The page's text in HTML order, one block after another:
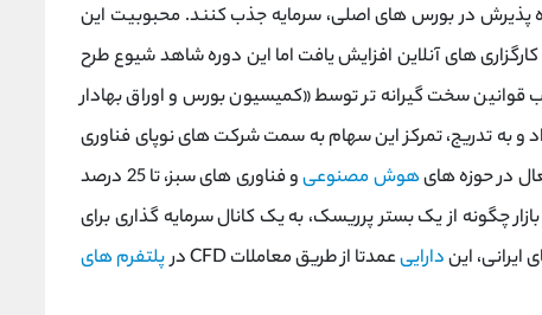
پذیرش در بورس ‌های اصلی، سرمایه جذب کنند. محبوبیت این
و کارگزاری ‌های آنلاین افزایش یافت اما این دوره شاهد شیوع طرح
قوانین سخت‌ گیرانه‌ تر توسط «کمیسیون بورس و اوراق بهادار
افزایش داد و به تدریج، تمرکز این سهام به سمت شرکت ‌های نوپای فناوری
در حوزه‌ هایهوش مصنوعی
و فناوری ‌های سبز، تا 25 درصد
چگونه از یک بستر پرریسک، به یک کانال سرمایه ‌گذاری برای
اینداراییعمدتا از طریق معاملات CFD در
پلتفرم ‌های